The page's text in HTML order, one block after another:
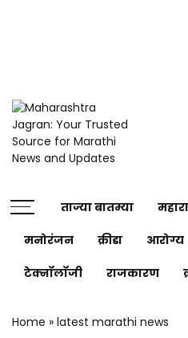
Updates
Jagran : Your
Companion for the
Latest News
ताज्या बातम्या
मनोरंजन क्रीडा आरोग्य
टेक्नॉलॉजी राजकारण
Home » latest marathi news